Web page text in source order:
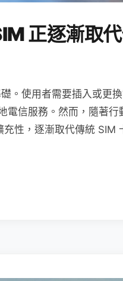
正逐漸取
。使用者需要插入或更
信服務。然而，隨著行
性，逐漸取代傳統 SIM